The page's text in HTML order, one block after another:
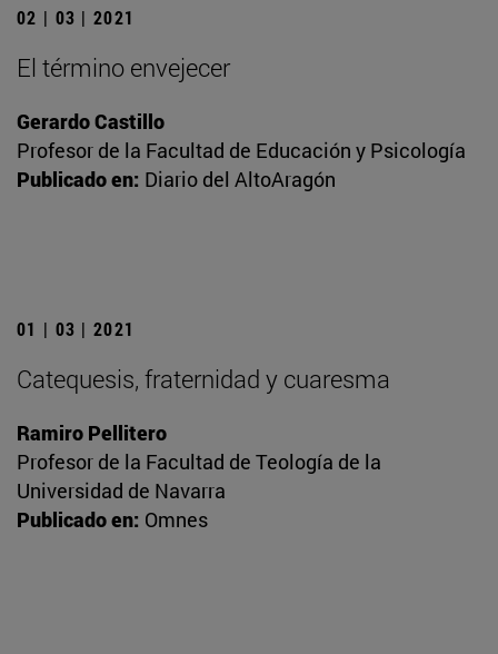
02 | 03 | 2021
El término envejecer
Gerardo Castillo
Profesor de la Facultad de Educación y Psicología
Publicado en: Diario del AltoAragón
01 | 03 | 2021
Catequesis, fraternidad y cuaresma
Ramiro Pellitero
Profesor de la Facultad de Teología de la
Universidad de Navarra
Publicado en: Omnes